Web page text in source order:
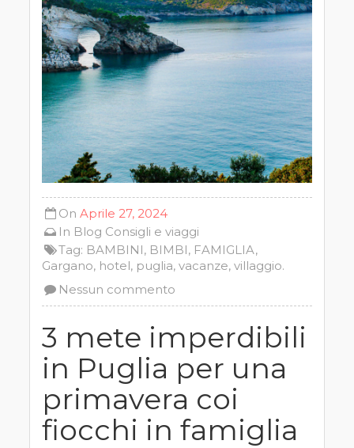
OnAprile 27, 2024
In Blog Consigli e viaggi
Tag: BAMBINI, BIMBI, FAMIGLIA,
Gargano, hotel, puglia,vacanze,villaggio.
Nessun commento
3 mete imperdibili
in Puglia per una
primavera coi
fiocchi in famiglia